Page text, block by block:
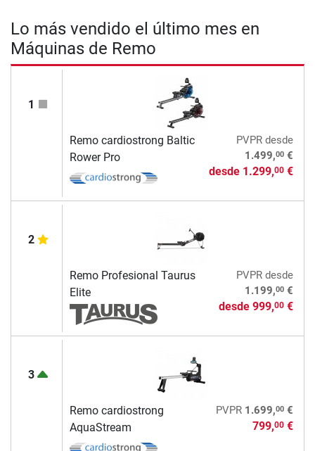
Lo más vendido el último mes en
Máquinas de Remo
1
Remo cardiostrong Baltic
Rower Pro
PVPRdesde
1.499,00€
desde 1.299,00€
2
Remo Profesional Taurus
Elite
PVPRdesde
1.199,00€
desde 999,00€
3
Remo cardiostrong
AquaStream
PVPR 1.699,00€
799,00€